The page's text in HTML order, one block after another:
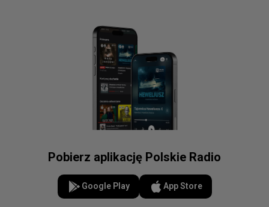
Pobierz aplikację Polskie Radio
Google Play App Store